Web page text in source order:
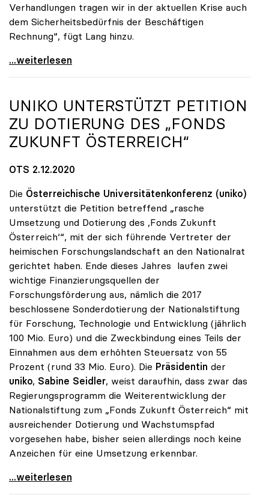
Verhandlungen tragen wir in der aktuellen Krise auch
dem Sicherheitsbedürfnis der Beschäftigen
Rechnung“, fügt Lang hinzu.
KV-Verhandlungen: Gehälter steigen um 1,45 Prozent
...weiterlesen
UNIKO UNTERSTÜTZT PETITION
ZU DOTIERUNG DES „FONDS
ZUKUNFT ÖSTERREICH“
OTS 2.12.2020
Die Österreichische Universitätenkonferenz (uniko)
unterstützt die Petition betreffend „rasche
Umsetzung und Dotierung des ,Fonds Zukunft
Österreich‘“, mit der sich führende Vertreter der
heimischen Forschungslandschaft an den Nationalrat
gerichtet haben. Ende dieses Jahres laufen zwei
wichtige Finanzierungsquellen der
Forschungsförderung aus, nämlich die 2017
beschlossene Sonderdotierung der Nationalstiftung
für Forschung, Technologie und Entwicklung (jährlich
100 Mio. Euro) und die Zweckbindung eines Teils der
Einnahmen aus dem erhöhten Steuersatz von 55
Prozent (rund 33 Mio. Euro). Die Präsidentin der
uniko, Sabine Seidler, weist daraufhin, dass zwar das
Regierungsprogramm die Weiterentwicklung der
Nationalstiftung zum „Fonds Zukunft Österreich“ mit
ausreichender Dotierung und Wachstumspfad
vorgesehen habe, bisher seien allerdings noch keine
Anzeichen für eine Umsetzung erkennbar.
uniko unterstützt Petition zu Dotierung des „Fonds
...weiterlesen